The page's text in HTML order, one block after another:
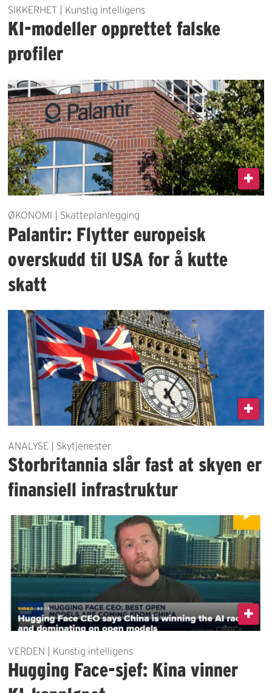
SIKKERHET | Kunstig intelligens
KI-modeller opprettet falske
profiler
ØKONOMI | Skatteplanlegging
Palantir: Flytter europeisk
overskudd til USA for å kutte
skatt
ANALYSE | Skytjenester
Storbritannia slår fast at skyen er
finansiell infrastruktur
VERDEN | Kunstig intelligens
Hugging Face-sjef: Kina vinner